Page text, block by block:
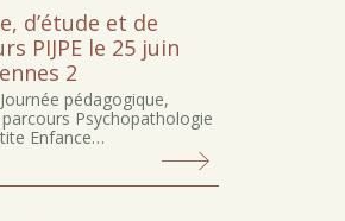
d’étude et de
PIJPE le 25 juin
2
pédagogique,
Psychopathologie
Enfance…